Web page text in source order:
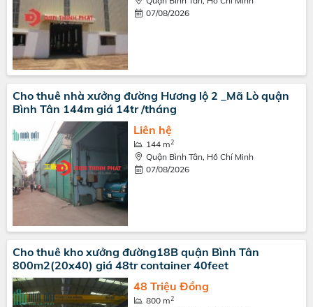
07/08/2026
Cho thuê nhà xưởng đường Hương lộ 2 _Mã Lò quận
Bình Tân 144m giá 14tr /tháng
Liên hệ
144 m2
Quận Bình Tân, Hồ Chí Minh
07/08/2026
Cho thuê kho xưởng đường18B quận Bình Tân
800m2(20x40) giá 48tr container 40feet
48 Triệu Đồng
800 m2